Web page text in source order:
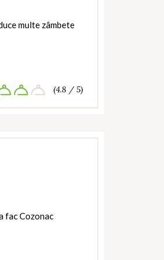
multe zâmbete
(4.8 / 5)
fac Cozonac